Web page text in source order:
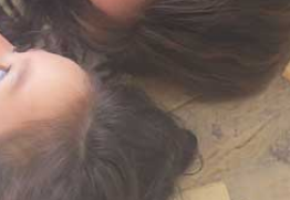
1歳誕生日
赤ちゃん撮影・ベビーフ